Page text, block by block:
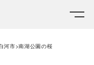
河市 南湖公園の桜